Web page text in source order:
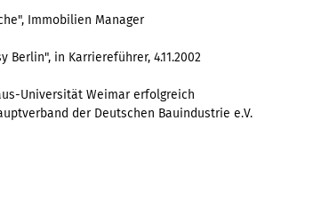
Immobilien Manager
in Karriereführer, 4.11.2002
Universität Weimar erfolgreich
der Deutschen Bauindustrie e.V.